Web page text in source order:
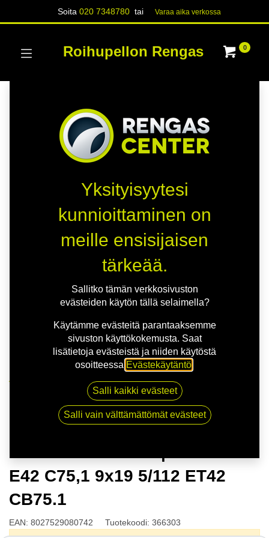
Soita020 7348780 tai Varaa aika verk​​​​ossa
Roihupellon Rengas 0
OZ FORMULA HLT | 9X19 5-112 E42 C75,1 9x19 5/112
ET42 CB75.1
E42 C75,1 9x19 5/112 ET42
CB75.1
EAN: 8027529080742 Tuotekoodi: 366303
Yksityisyytesi
kunnioittaminen on
meille ensisijaisen
tärkeää.
Sallitko tämän verkkosivuston
evästeiden käytön tällä selaimella?
Käytämme evästeitä parantaaksemme
sivuston käyttökokemusta. Saat
lisätietoja evästeistä ja niiden käytöstä
osoitteessa Evästekäytäntö
Salli kaikki evästeet
Salli vain välttämättömät evästeet